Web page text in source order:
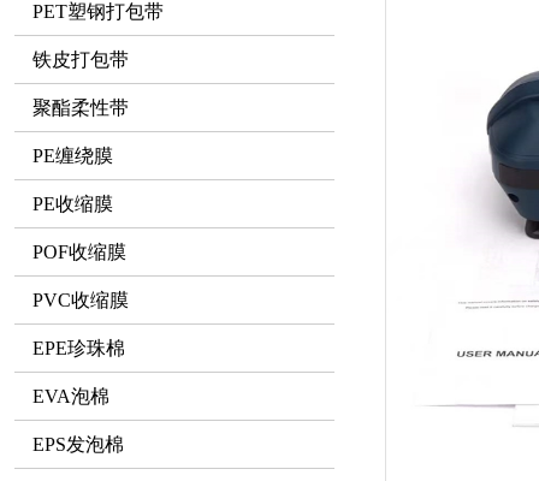
PET塑钢打包带
铁皮打包带
聚酯柔性带
PE缠绕膜
PE收缩膜
POF收缩膜
PVC收缩膜
EPE珍珠棉
EVA泡棉
EPS发泡棉